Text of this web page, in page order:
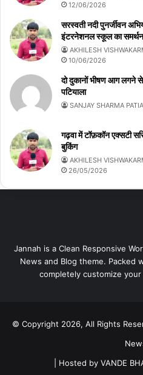
12/06/2026
सरस्वती नदी पुनर्जीवन
इंटरनेशनल स्कूल का समर्थन
AKHILESH
10/06/2026
दो दुकानों भीषण आग लगने
पटियाला
SANJAY SHARMA
गढ़वा में टॉफ़कॉन एक्सटी
बुकिंग
AKHILESH
26/05/2026
Jannah is a Clean Responsive
News and Blog theme. Packed
completely customize
© Copyright 2026, All Rights
| Hosted by VANDE